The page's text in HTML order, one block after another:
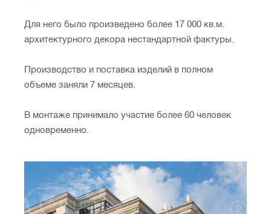
Для него было произведено более 17 000 кв.м.
архитектурного декора нестандартной фактуры.
Производство и поставка изделий в полном
объеме заняли 7 месяцев.
В монтаже принимало участие более 60 человек
одновременно.